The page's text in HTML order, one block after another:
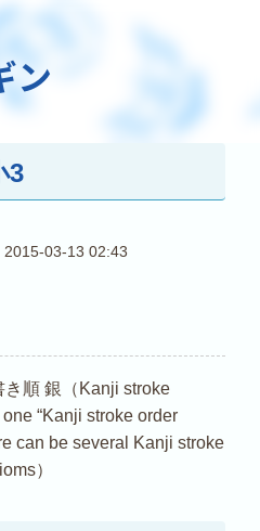
ン
3
2015-03-13 02:43
順 銀（Kanji stroke
“Kanji stroke order
can be several Kanji stroke
）